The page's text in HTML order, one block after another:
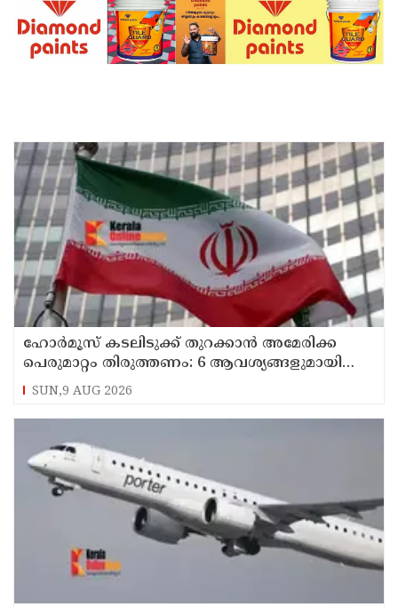
ഹോര്‍മൂസ് കടലിടുക്ക് തുറക്കാന്‍ അമേരിക്ക
പെരുമാറ്റം തിരുത്തണം: 6 ആവശ്യങ്ങളുമായി
ഇറാന്‍ ദേശീയ സുരക്ഷാ കൗണ്‍സില്‍
SUN,9 AUG 2026